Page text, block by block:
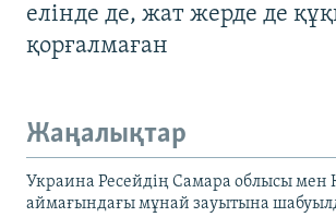
елінде де, жат жерде де
қорғалмаған
Жаңалықтар
Украина Ресейдің Самара облысы мен
аймағындағы мұнай зауытына